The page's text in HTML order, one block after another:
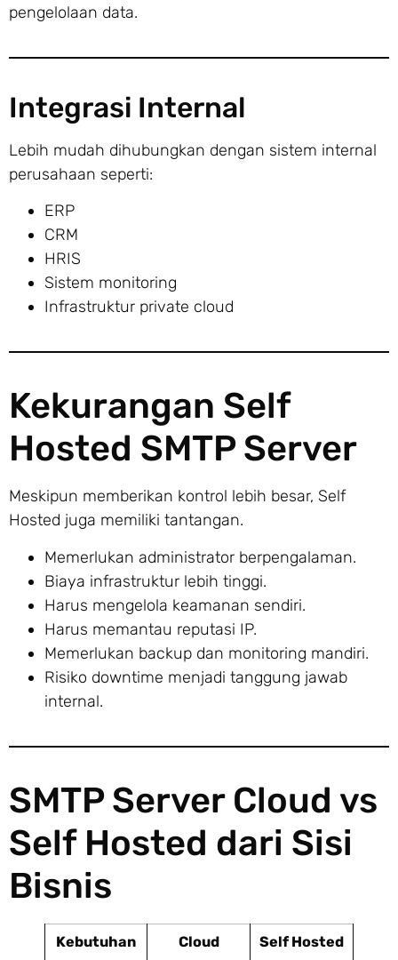
pengelolaan data.
Integrasi Internal
Lebih mudah dihubungkan dengan sistem internal
perusahaan seperti:
ERP
CRM
HRIS
Sistem monitoring
Infrastruktur private cloud
Kekurangan Self
Hosted SMTP Server
Meskipun memberikan kontrol lebih besar, Self
Hosted juga memiliki tantangan.
Memerlukan administrator berpengalaman.
Biaya infrastruktur lebih tinggi.
Harus mengelola keamanan sendiri.
Harus memantau reputasi IP.
Memerlukan backup dan monitoring mandiri.
Risiko downtime menjadi tanggung jawab
internal.
SMTP Server Cloud vs
Self Hosted dari Sisi
Bisnis
Kebutuhan Cloud Self Hosted